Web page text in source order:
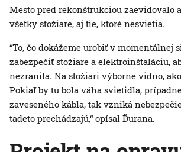
Mesto pred rekonštrukciou zaevidovalo
všetky stožiare, aj tie, ktoré nesvietia.
“To, čo dokážeme urobiť v momentálnej
zabezpečiť stožiare a elektroinštaláciu,
nezranila. Na stožiari výborne vidno,
Pokiaľ by tu bola váha svietidla,
zaveseného kábla, tak vzniká
tadeto prechádzajú,“ opísal Ďurana.